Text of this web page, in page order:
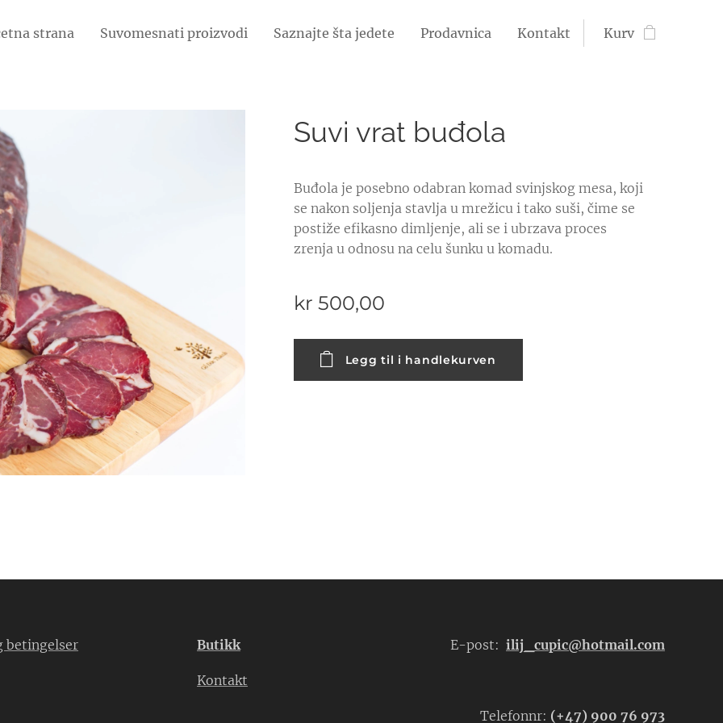
strana Suvomesnati proizvodi Saznajte šta jedete Prodavnica Kontakt Kurv
Suvi vrat buđola
Buđola je posebno odabran komad svinjskog mesa, koji
se nakon soljenja stavlja u mrežicu i tako suši, čime se
postiže efikasno dimljenje, ali se i ubrzava proces
zrenja u odnosu na celu šunku u komadu.
kr 500,00
Legg til i handlekurven
betingelser Butikk
Kontakt
E-post: ilij_cupic@hotmail.com
Telefonnr: (+47) 900 76 973